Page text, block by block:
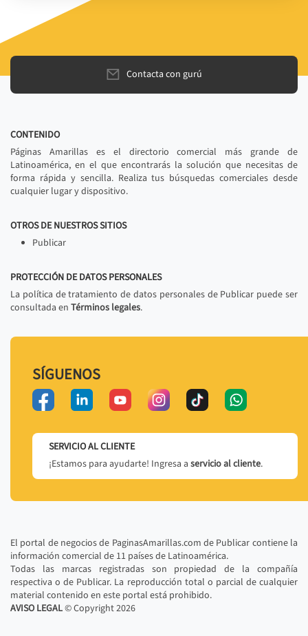
Contacta con gurú
CONTENIDO
Páginas Amarillas es el directorio comercial más grande de
Latinoamérica, en el que encontrarás la solución que necesitas de
forma rápida y sencilla. Realiza tus búsquedas comerciales desde
cualquier lugar y dispositivo.
OTROS DE NUESTROS SITIOS
Publicar
PROTECCIÓN DE DATOS PERSONALES
La política de tratamiento de datos personales de Publicar puede ser
consultada en Términos legales.
SÍGUENOS
SERVICIO AL CLIENTE
¡Estamos para ayudarte! Ingresa a servicio al cliente.
El portal de negocios de PaginasAmarillas.com de Publicar contiene la
información comercial de 11 países de Latinoamérica.
Todas las marcas registradas son propiedad de la compañía
respectiva o de Publicar. La reproducción total o parcial de cualquier
material contenido en este portal está prohibido.
AVISO LEGAL© Copyright2026